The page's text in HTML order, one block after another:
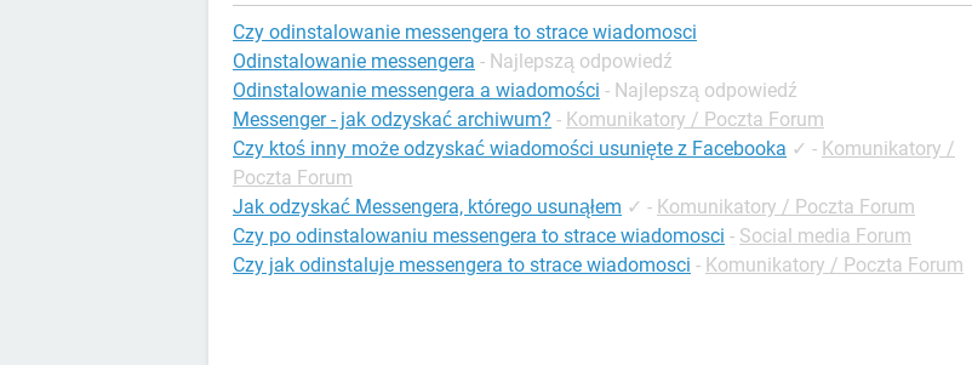
Czy odinstalowanie messengera to strace wiadomosci
Odinstalowanie messengera - Najlepszą odpowiedź
Odinstalowanie messengera a wiadomości - Najlepszą odpowiedź
Messenger - jak odzyskać archiwum? - Komunikatory / Poczta Forum
Czy ktoś inny może odzyskać wiadomości usunięte z Facebooka ✓ - Komunikatory /
Poczta Forum
Jak odzyskać Messengera, którego usunąłem ✓ - Komunikatory / Poczta Forum
Czy po odinstalowaniu messengera to strace wiadomosci - Social media Forum
Czy jak odinstaluje messengera to strace wiadomosci - Komunikatory / Poczta Forum